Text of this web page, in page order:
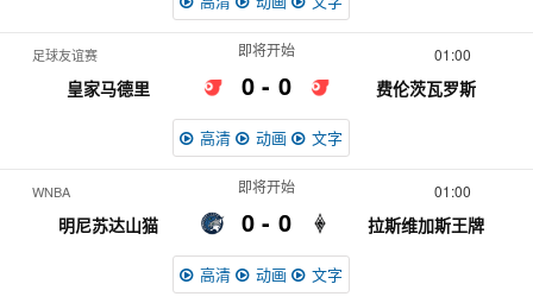
足球友谊赛 01:00
皇家马德里 0
即将开始
费伦茨瓦罗斯
0
高清 动画 文字
WNBA 01:00
明尼苏达山猫 0
即将开始
拉斯维加斯王牌
0
高清 动画 文字